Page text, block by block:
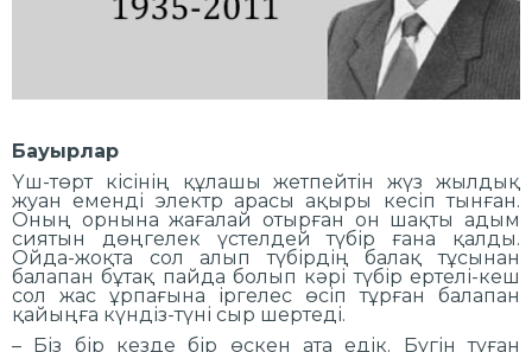
Бауырлар
Үш-төрт кісінің құлашы жетпейтін жүз жылдық
жуан еменді электр арасы ақыры кесіп тынған.
Оның орнына жағалай отырған он шақты адым
сиятын дөңгелек үстелдей түбір ғана қалды.
Ойда-жоқта сол алып түбірдің балақ тұсынан
балапан бұтақ пайда болып кәрі түбір ертелі-кеш
сол жас ұрпағына іргелес өсіп тұрған балапан
қайыңға күндіз-түні сыр шертеді.
– Біз бір кезде бір өскен ата едік. Бүгін туған